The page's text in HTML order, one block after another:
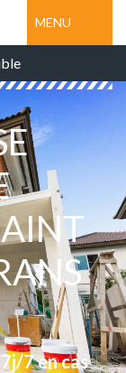
MENU
7 en cas